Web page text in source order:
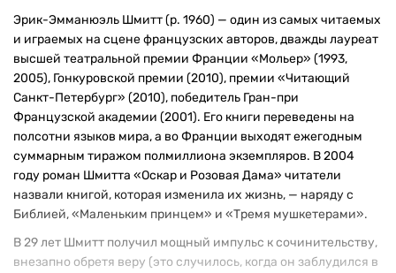
Эрик-Эмманюэль Шмитт (р. 1960) — один из самых читаемых
и играемых на сцене французских авторов, дважды лауреат
высшей театральной премии Франции «Мольер» (1993,
2005), Гонкуровской премии (2010), премии «Читающий
Санкт-Петербург» (2010), победитель Гран-при
Французской академии (2001). Его книги переведены на
полсотни языков мира, а во Франции выходят ежегодным
суммарным тиражом полмиллиона экземпляров. В 2004
году роман Шмитта «Оскар и Розовая Дама» читатели
назвали книгой, которая изменила их жизнь, — наряду с
Библией, «Маленьким принцем» и «Тремя мушкетерами».
В 29 лет Шмитт получил мощный импульс к сочинительству,
внезапно обретя веру (это случилось, когда он заблудился в